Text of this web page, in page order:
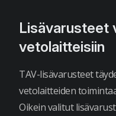
Lisävarusteet
vetolaitteisiin
TAV-lisävarusteet
vetolaitteiden
Oikein valitut